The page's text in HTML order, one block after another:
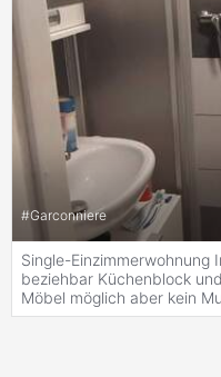
#Garconniere
Single-Einzimmerwohnung
beziehbar Küchenblock
Möbel möglich aber kein